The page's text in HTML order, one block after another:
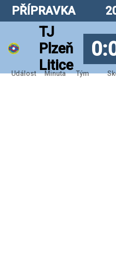
PŘÍPRAVKA
TJ
Plzeň
Litice
Událost Minuta Tým